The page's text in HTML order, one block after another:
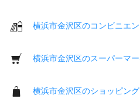
横浜市金沢区のコンビニエ
横浜市金沢区のスーパーマー
横浜市金沢区のショッピン